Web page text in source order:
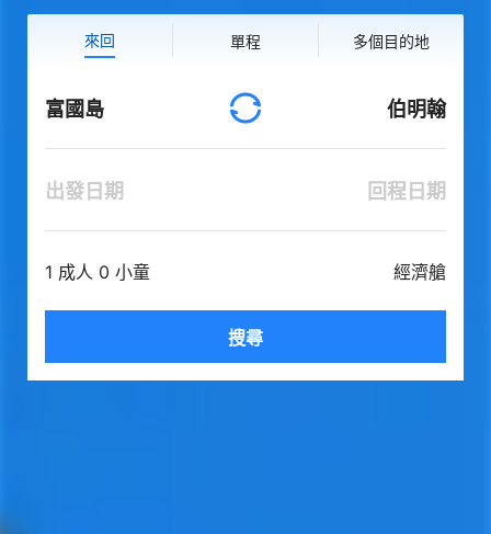
來回 單程 多個目的地
富國島 伯明翰
出發日期 回程日期
1 成人 0 小童 經濟艙
搜尋